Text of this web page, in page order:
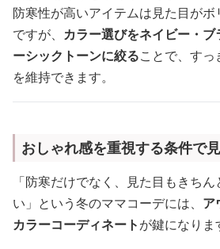
防寒性が高いアイテムは見た目が
ですが、 カラー選びをネイビー・
ーシックトーンに絞ることで、す
を維持できます。
おしゃれ感を重視する条件で
「防寒だけでなく、見た目もきち
い」という冬のママコーデには、 ア
カラーコーディネートが鍵になりま